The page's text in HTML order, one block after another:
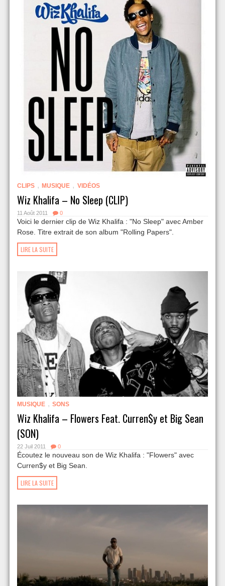
CLIPS , MUSIQUE , VIDÉOS
Wiz Khalifa – No Sleep (CLIP)
11 Août 2011 0
Voici le dernier clip de Wiz Khalifa : "No Sleep" avec Amber
Rose. Titre extrait de son album "Rolling Papers".
LIRE LA SUITE
MUSIQUE , SONS
Wiz Khalifa – Flowers Feat. Curren$y et Big Sean
(SON)
22 Juil 2011 0
Écoutez le nouveau son de Wiz Khalifa : "Flowers" avec
Curren$y et Big Sean.
LIRE LA SUITE